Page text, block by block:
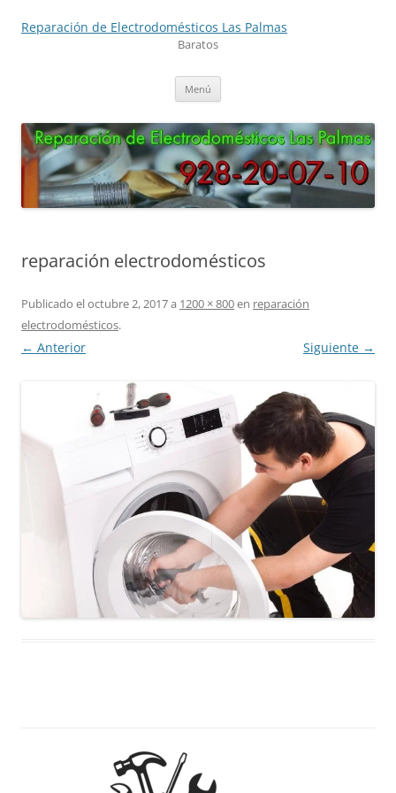
contenido
Reparación de Electrodomésticos Las Palmas
Baratos
Menú
reparación electrodomésticos
Publicado eloctubre 2, 2017a 1200 × 800en reparación
electrodomésticos.
← Anterior Siguiente →